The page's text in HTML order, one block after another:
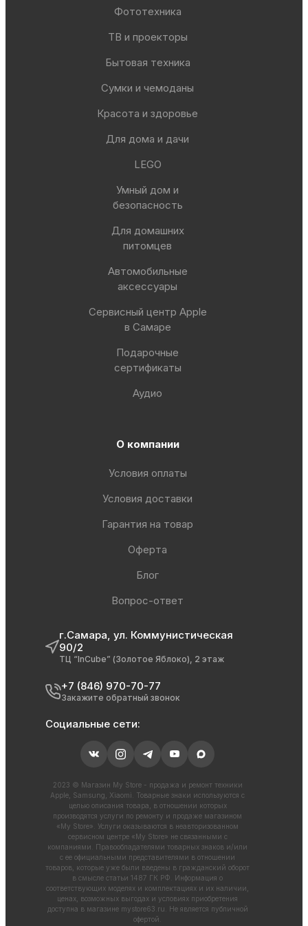
Фототехника
ТВ и проекторы
Бытовая техника
Сумки и чемоданы
Красота и здоровье
Для дома и дачи
LEGO
Умный дом и
безопасность
Для домашних
питомцев
Автомобильные
аксессуары
Сервисный центр Apple
в Самаре
Подарочные
сертификаты
Аудио
О компании
Условия оплаты
Условия доставки
Гарантия на товар
Оферта
Блог
Вопрос-ответ
г.Самара, ул. Коммунистическая
90/2
ТЦ “InCube” (Золотое Яблоко), 2 этаж
+7 (846) 970-70-77
Закажите обратный звонок
Социальные сети:
2023 © Магазин My Store - продажа и ремонт техники
Apple, Samsung, Xiaomi. Товарные знаки используются с
целью описания товара, в отношении которых
производятся услуги по ремонту и продаже магазином
«My Store». Услуги оказываются в неавторизованном
сервисном центре «My Store» не связанными с
компаниями. Правообладателями товарных знаков и/или
с ее официальными представителями в отношении
товаров, которые уже были введены в гражданский оборот
в смысле статьи 1487 ГК РФ. Информация о
соответствующих моделях и комплектациях и их наличии,
ценах, возможных выгодах и условиях приобретения
доступна в магазине mystore63.ru . Не является публичной
офертой.